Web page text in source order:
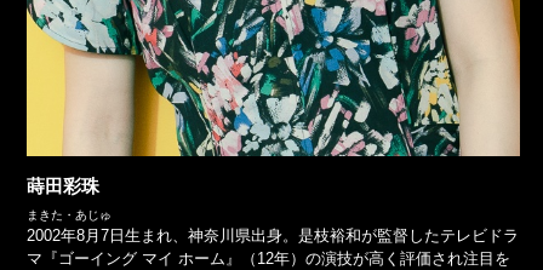
蒔田彩珠
まきた・あじゅ
2002年8月7日生まれ、神奈川県出身。是枝裕和が監督したテレビドラ
マ『ゴーイング マイ ホーム』（12年）の演技が高く評価され注目を